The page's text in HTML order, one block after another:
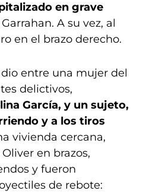
en grave
A su vez, al
en el brazo derecho.
entre una mujer del
delictivos,
García, y un sujeto,
y a los tiros
vivienda cercana,
en brazos,
y fueron
de rebote: